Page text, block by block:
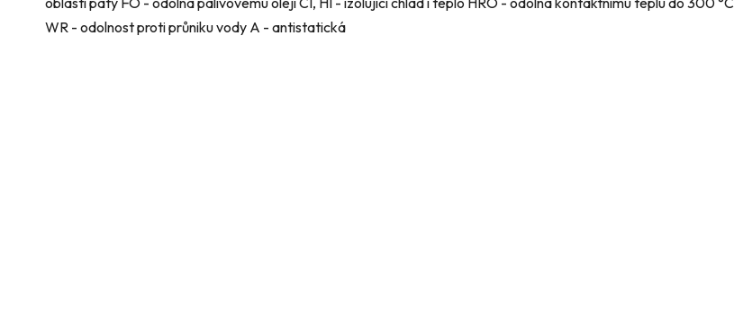
WR - odolnost proti průniku vody A - antistatická